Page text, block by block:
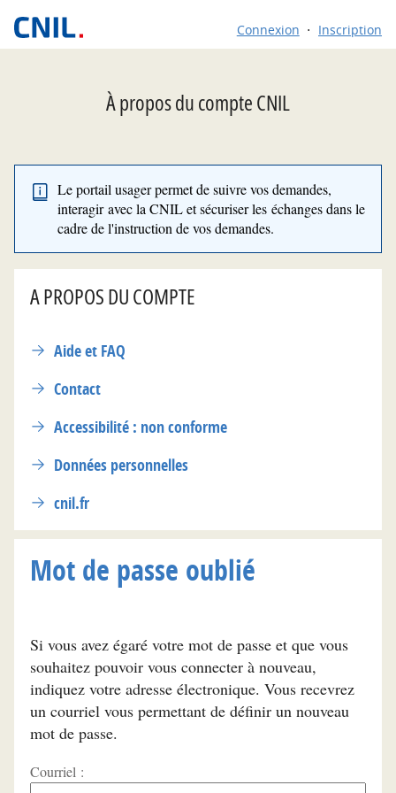
Connexion Inscription
À propos du compte CNIL
Le portail usager permet de suivre vos demandes,
interagir avec la CNIL et sécuriser les échanges dans le
cadre de l'instruction de vos demandes.
A PROPOS DU COMPTE
Aide et FAQ
Contact
Accessibilité : non conforme
Données personnelles
cnil.fr
Mot de passe oublié
Si vous avez égaré votre mot de passe et que vous
souhaitez pouvoir vous connecter à nouveau,
indiquez votre adresse électronique. Vous recevrez
un courriel vous permettant de définir un nouveau
mot de passe.
Courriel :